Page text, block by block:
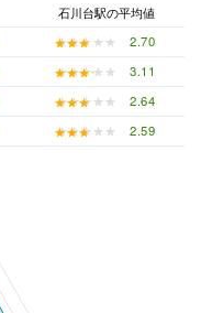
石川台駅の平均値
★★★★★
★★★★★
2.70
★★★★★
★★★★★
3.11
★★★★★
★★★★★
2.64
★★★★★
★★★★★ 2.59